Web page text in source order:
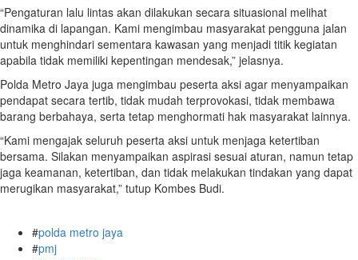
“Pengaturan lalu lintas akan dilakukan secara situasional melihat
dinamika di lapangan. Kami mengimbau masyarakat pengguna jalan
untuk menghindari sementara kawasan yang menjadi titik kegiatan
apabila tidak memiliki kepentingan mendesak,” jelasnya.
Polda Metro Jaya juga mengimbau peserta aksi agar menyampaikan
pendapat secara tertib, tidak mudah terprovokasi, tidak membawa
barang berbahaya, serta tetap menghormati hak masyarakat lainnya.
“Kami mengajak seluruh peserta aksi untuk menjaga ketertiban
bersama. Silakan menyampaikan aspirasi sesuai aturan, namun tetap
jaga keamanan, ketertiban, dan tidak melakukan tindakan yang dapat
merugikan masyarakat,” tutup Kombes Budi.
#polda metro jaya
#pmj